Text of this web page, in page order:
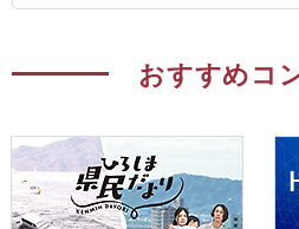
おすすめコ